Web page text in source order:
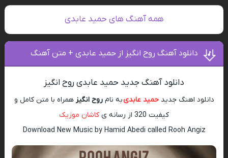
همه آهنگ های حمید عابدی
دانلود آهنگ روح انگیز از حمید عابدی + متن آهنگ
دانلود آهنگ جدید حمید عابدی روح انگیز
دانلود اهنگ جدیدحمید عابدیبه نامروح انگیز همراه با متن کامل و
کیفیت 320 از رسانه ی
کاشان موزیک
Download New Music by Hamid Abedi called Rooh Angiz